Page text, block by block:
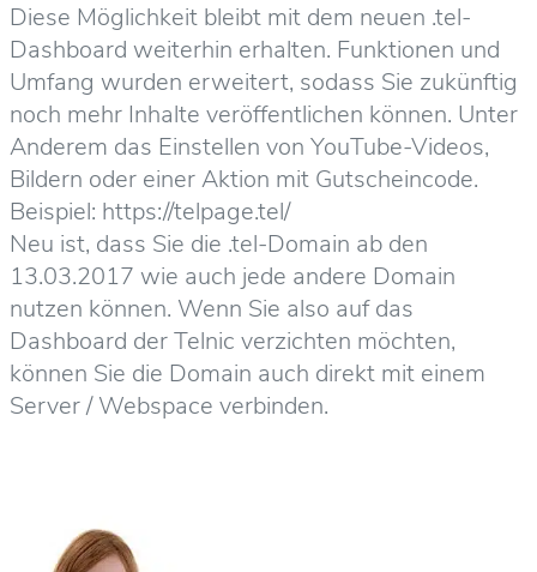
Diese Möglichkeit bleibt mit dem neuen .tel-
Dashboard weiterhin erhalten. Funktionen und
Umfang wurden erweitert, sodass Sie zukünftig
noch mehr Inhalte veröffentlichen können. Unter
Anderem das Einstellen von YouTube-Videos,
Bildern oder einer Aktion mit Gutscheincode.
Beispiel: https://telpage.tel/
Neu ist, dass Sie die .tel-Domain ab den
13.03.2017 wie auch jede andere Domain
nutzen können. Wenn Sie also auf das
Dashboard der Telnic verzichten möchten,
können Sie die Domain auch direkt mit einem
Server / Webspace verbinden.